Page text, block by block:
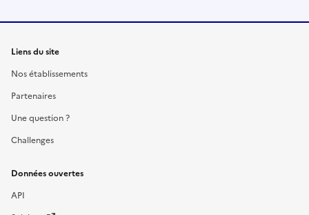
Liens du site
Nos établissements
Partenaires
Une question ?
Challenges
Données ouvertes
API